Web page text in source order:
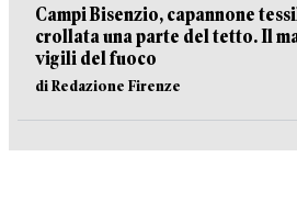
Campi Bisenzio, capannone
crollata una parte del tetto. Il
vigili del fuoco
di Redazione Firenze